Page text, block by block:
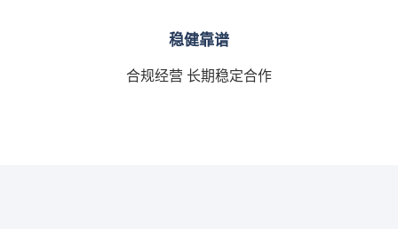
稳健靠谱
合规经营 长期稳定合作